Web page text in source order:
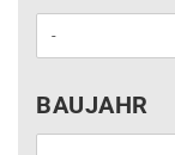
BAUJAHR
BAUJAHR